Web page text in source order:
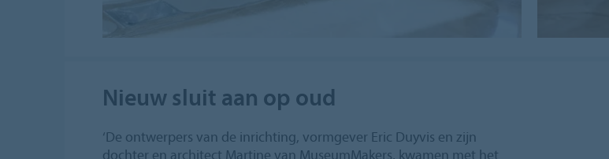
Nieuw sluit aan op oud
‘De ontwerpers van de inrichting, vormgever Eric Duyvis en zijn
dochter en architect Martine van MuseumMakers, kwamen met het